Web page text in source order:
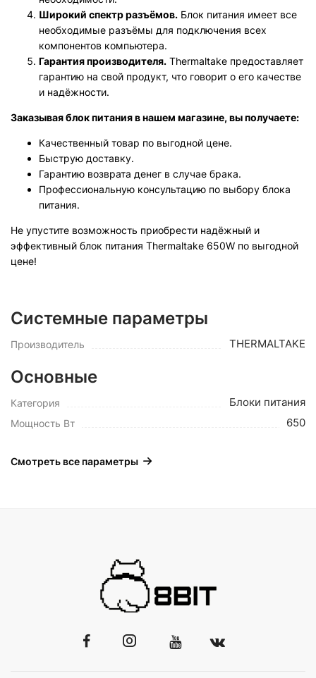
Широкий спектр разъёмов. Блок питания имеет все
необходимые разъёмы для подключения всех
компонентов компьютера.
Гарантия производителя. Thermaltake предоставляет
гарантию на свой продукт, что говорит о его качестве
и надёжности.
Заказывая блок питания в нашем магазине, вы получаете:
Качественный товар по выгодной цене.
Быструю доставку.
Гарантию возврата денег в случае брака.
Профессиональную консультацию по выбору блока
питания.
Не упустите возможность приобрести надёжный и
эффективный блок питания Thermaltake 650W по выгодной
цене!
Системные параметры
Производитель THERMALTAKE
Основные
Категория Блоки питания
Мощность Вт 650
Смотреть все параметры